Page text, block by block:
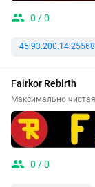
0 / 0
45.93.200.14:25568
Fairkor Rebirth
Максимально
0 / 0